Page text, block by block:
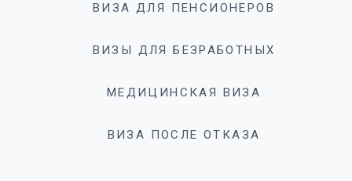
ВИЗА ДЛЯ ПЕНСИОНЕРОВ
ВИЗЫ ДЛЯ БЕЗРАБОТНЫХ
МЕДИЦИНСКАЯ ВИЗА
ВИЗА ПОСЛЕ ОТКАЗА